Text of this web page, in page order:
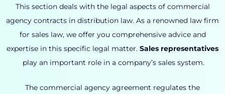
This section deals with the legal aspects of commercial
agency contracts in distribution law. As a renowned law firm
for sales law, we offer you comprehensive advice and
expertise in this specific legal matter. Sales representatives
play an important role in a company’s sales system.
The commercial agency agreement regulates the